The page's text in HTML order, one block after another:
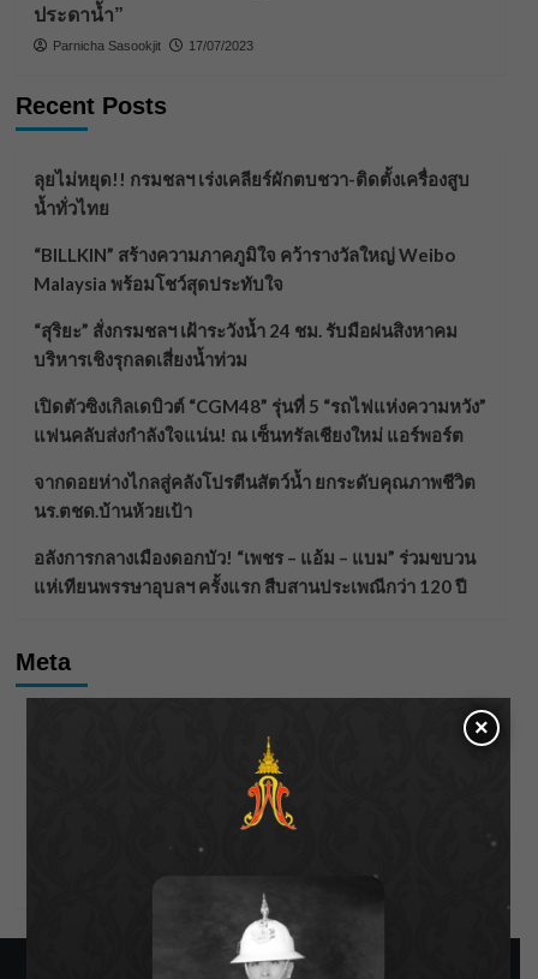
ประดาน้ำ”
Parnicha Sasookjit 17/07/2023
Recent Posts
ลุยไม่หยุด!! กรมชลฯ เร่งเคลียร์ผักตบชวา-ติดตั้งเครื่องสูบ
น้ำทั่วไทย
“BILLKIN” สร้างความภาคภูมิใจ คว้ารางวัลใหญ่ Weibo
Malaysia พร้อมโชว์สุดประทับใจ
“สุริยะ” สั่งกรมชลฯ เฝ้าระวังน้ำ 24 ชม. รับมือฝนสิงหาคม
บริหารเชิงรุกลดเสี่ยงน้ำท่วม
เปิดตัวซิงเกิลเดบิวต์ “CGM48” รุ่นที่ 5 “รถไฟแห่งความหวัง”
แฟนคลับส่งกำลังใจแน่น! ณ เซ็นทรัลเชียงใหม่ แอร์พอร์ต
จากดอยห่างไกลสู่คลังโปรตีนสัตว์น้ำ ยกระดับคุณภาพชีวิต
นร.ตชด.บ้านห้วยเป้า
อลังการกลางเมืองดอกบัว! “เพชร – แอ้ม – แบม” ร่วมขบวน
แห่เทียนพรรษาอุบลฯ ครั้งแรก สืบสานประเพณีกว่า 120 ปี
Meta
×